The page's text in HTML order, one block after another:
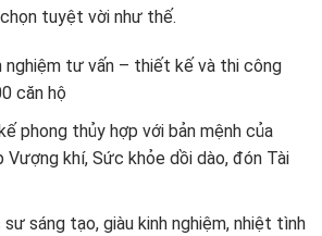
tuyệt vời như thế.
nghiệm tư vấn – thiết kế và thi công
căn hộ
phong thủy hợp với bản mệnh của
Vượng khí, Sức khỏe dồi dào, đón Tài
sáng tạo, giàu kinh nghiệm, nhiệt tình